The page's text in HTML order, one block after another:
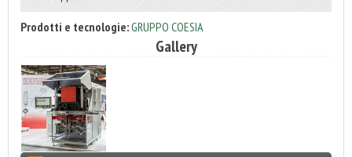
Prodotti e tecnologie:GRUPPO COESIA
Gallery